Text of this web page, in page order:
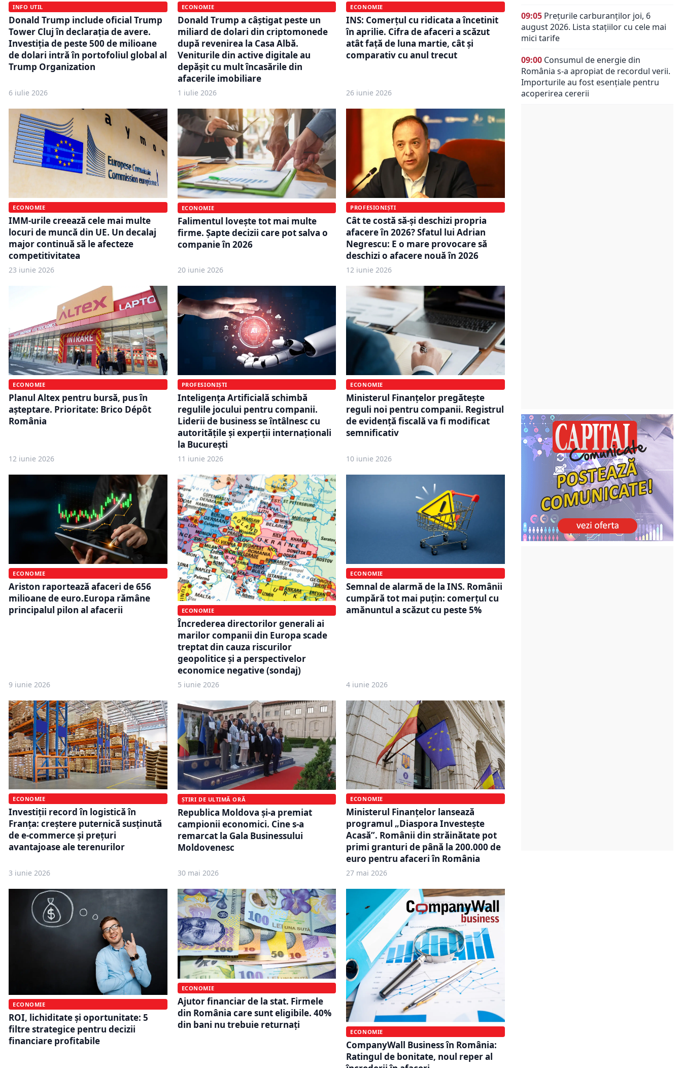
INFO UTIL
Donald Trump include oficial Trump
Tower Cluj în declarația de avere.
Investiția de peste 500 de milioane
de dolari intră în portofoliul global al
Trump Organization
6 iulie 2026
ECONOMIE
Donald Trump a câștigat peste un
miliard de dolari din criptomonede
după revenirea la Casa Albă.
Veniturile din active digitale au
depășit cu mult încasările din
afacerile imobiliare
1 iulie 2026
ECONOMIE
INS: Comerțul cu ridicata a încetinit
în aprilie. Cifra de afaceri a scăzut
atât față de luna martie, cât și
comparativ cu anul trecut
26 iunie 2026
ECONOMIE
IMM-urile creează cele mai multe
locuri de muncă din UE. Un decalaj
major continuă să le afecteze
competitivitatea
23 iunie 2026
ECONOMIE
Falimentul lovește tot mai multe
firme. Șapte decizii care pot salva o
companie în 2026
20 iunie 2026
PROFESIONIȘTI
Cât te costă să-și deschizi propria
afacere în 2026? Sfatul lui Adrian
Negrescu: E o mare provocare să
deschizi o afacere nouă în 2026
12 iunie 2026
ECONOMIE
Planul Altex pentru bursă, pus în
așteptare. Prioritate: Brico Dépôt
România
12 iunie 2026
PROFESIONIȘTI
Inteligența Artificială schimbă
regulile jocului pentru companii.
Liderii de business se întâlnesc cu
autoritățile și experții internaționali
la București
11 iunie 2026
ECONOMIE
Ministerul Finanțelor pregătește
reguli noi pentru companii. Registrul
de evidență fiscală va fi modificat
semnificativ
10 iunie 2026
ECONOMIE
Ariston raportează afaceri de 656
milioane de euro.Europa rămâne
principalul pilon al afacerii
9 iunie 2026
ECONOMIE
Încrederea directorilor generali ai
marilor companii din Europa scade
treptat din cauza riscurilor
geopolitice și a perspectivelor
economice negative (sondaj)
5 iunie 2026
ECONOMIE
Semnal de alarmă de la INS. Românii
cumpără tot mai puțin: comerțul cu
amănuntul a scăzut cu peste 5%
4 iunie 2026
ECONOMIE
Investiții record în logistică în
Franța: creștere puternică susținută
de e-commerce și prețuri
avantajoase ale terenurilor
3 iunie 2026
ȘTIRI DE ULTIMĂ ORĂ
Republica Moldova și-a premiat
campionii economici. Cine s-a
remarcat la Gala Businessului
Moldovenesc
30 mai 2026
ECONOMIE
Ministerul Finanțelor lansează
programul „Diaspora Investește
Acasă”. Românii din străinătate pot
primi granturi de până la 200.000 de
euro pentru afaceri în România
27 mai 2026
ECONOMIE
ROI, lichiditate și oportunitate: 5
filtre strategice pentru decizii
financiare profitabile
ECONOMIE
Ajutor financiar de la stat. Firmele
din România care sunt eligibile. 40%
din bani nu trebuie returnați
ECONOMIE
CompanyWall Business în România:
Ratingul de bonitate, noul reper al
09:05 Prețurile carburanților joi, 6
august 2026. Lista stațiilor cu cele mai
mici tarife
09:00 Consumul de energie din
România s-a apropiat de recordul verii.
Importurile au fost esențiale pentru
acoperirea cererii